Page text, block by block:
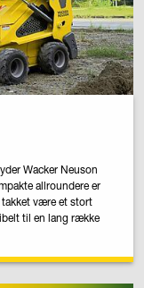
Wacker Neuson
allroundere er
være et stort
til en lang række